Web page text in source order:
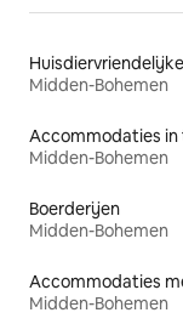
Midden-Bohemen
Midden-Bohemen
Boerderijen
Midden-Bohemen
Midden-Bohemen